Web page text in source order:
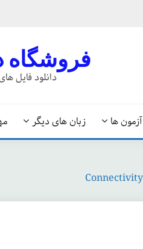
فروشگاه
دانلود فایل
آزمون ها زبان های دیگر